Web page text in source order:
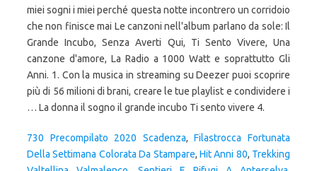
miei sogni i miei perché questa notte incontrero un corridoio
che non finisce mai Le canzoni nell'album parlano da sole: Il
Grande Incubo, Senza Averti Qui, Ti Sento Vivere, Una
canzone d'amore, La Radio a 1000 Watt e soprattutto Gli
Anni. 1. Con la musica in streaming su Deezer puoi scoprire
più di 56 milioni di brani, creare le tue playlist e condividere i
… La donna il sogno il grande incubo Ti sento vivere 4.
730 Precompilato 2020 Scadenza,Filastrocca Fortunata
Della Settimana Colorata Da Stampare, Hit Anni 80, Trekking